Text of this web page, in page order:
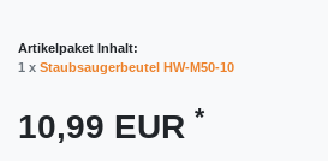
Artikelpaket Inhalt:
1 x Staubsaugerbeutel HW-M50-10
10,99 EUR *